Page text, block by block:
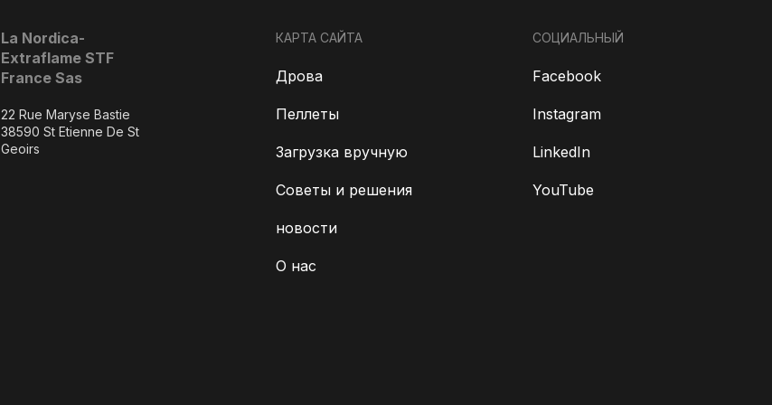
La Nordica-
Extraflame STF
France Sas
22 Rue Maryse Bastie
38590 St Etienne De St
Geoirs
КАРТА САЙТА
Дрова
Пеллеты
Загрузка вручную
Советы и решения
новости
О нас
СОЦИАЛЬНЫЙ
Facebook
Instagram
LinkedIn
YouTube